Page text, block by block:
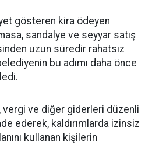
gösteren kira ödeyen
sandalye ve seyyar satış
uzun süredir rahatsız
bu adımı daha önce
vergi ve diğer giderleri düzenli
ederek, kaldırımlarda izinsiz
kullanan kişilerin